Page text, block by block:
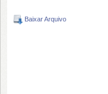
Baixar Arquivo